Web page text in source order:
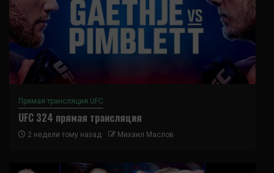
Прямая трансляция UFC
UFC 324 прямая трансляция
2 недели тому назад Михаил Маслов